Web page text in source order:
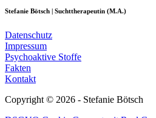
Stefanie Bötsch | Suchttherapeutin (M.A.)
Datenschutz
Impressum
Psychoaktive Stoffe
Fakten
Kontakt
Copyright © 2026 - Stefanie Bötsch